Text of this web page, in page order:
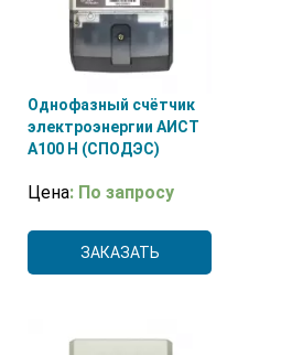
Однофазный счётчик
электроэнергии АИСТ
А100 H (СПОДЭС)
Цена: По запросу
ЗАКАЗАТЬ